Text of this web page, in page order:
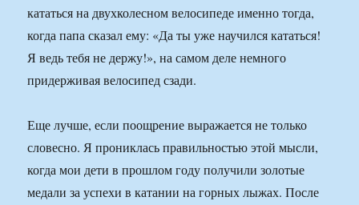
кататься на двухколесном велосипеде именно тогда,
когда папа сказал ему: «Да ты уже научился кататься!
Я ведь тебя не держу!», на самом деле немного
придерживая велосипед сзади.
Еще лучше, если поощрение выражается не только
словесно. Я прониклась правильностью этой мысли,
когда мои дети в прошлом году получили золотые
медали за успехи в катании на горных лыжах. После